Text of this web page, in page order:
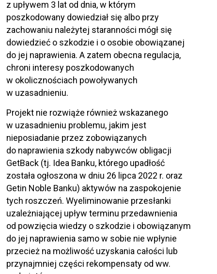
z upływem 3 lat od dnia, w którym
poszkodowany dowiedział się albo przy
zachowaniu należytej staranności mógł się
dowiedzieć o szkodzie i o osobie obowiązanej
do jej naprawienia. A zatem obecna regulacja,
chroni interesy poszkodowanych
w okolicznościach powoływanych
w uzasadnieniu.
Projekt nie rozwiąże również wskazanego
w uzasadnieniu problemu, jakim jest
nieposiadanie przez zobowiązanych
do naprawienia szkody nabywców obligacji
GetBack (tj. Idea Banku, którego upadłość
została ogłoszona w dniu 26 lipca 2022 r. oraz
Getin Noble Banku) aktywów na zaspokojenie
tych roszczeń. Wyeliminowanie przesłanki
uzależniającej upływ terminu przedawnienia
od powzięcia wiedzy o szkodzie i obowiązanym
do jej naprawienia samo w sobie nie wpłynie
przecież na możliwość uzyskania całości lub
przynajmniej części rekompensaty od ww.